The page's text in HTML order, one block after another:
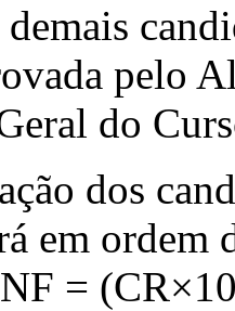
demais
pelo
do
dos
em ordem
=